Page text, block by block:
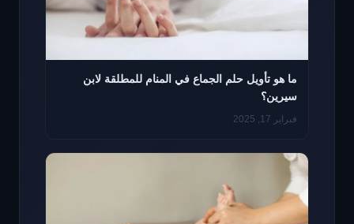
ما هو تأويل حلم الجماع في المنام للمطلقة لابن
سيرين؟
فبراير 17, 2025